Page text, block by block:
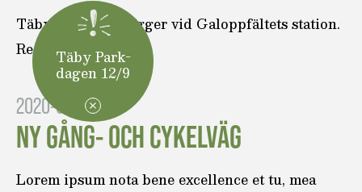
Täby kommun bygger vid Galoppfältets station.
Read…
2020-03-10
NY GÅNG- OCH CYKELVÄG
Lorem ipsum nota bene excellence et tu, mea
Täby Park-
dagen 12/9